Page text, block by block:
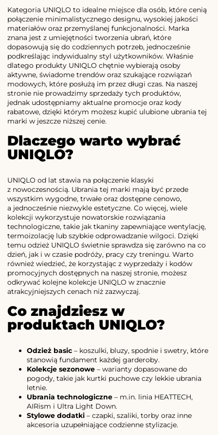
Kategoria UNIQLO to idealne miejsce dla osób, które cenią
połączenie minimalistycznego designu, wysokiej jakości
materiałów oraz przemyślanej funkcjonalności. Marka
znana jest z umiejętności tworzenia ubrań, które
dopasowują się do codziennych potrzeb, jednocześnie
podkreślając indywidualny styl użytkowników. Właśnie
dlatego produkty UNIQLO chętnie wybierają osoby
aktywne, świadome trendów oraz szukające rozwiązań
modowych, które posłużą im przez długi czas. Na naszej
stronie nie prowadzimy sprzedaży tych produktów,
jednak udostępniamy aktualne promocje oraz kody
rabatowe, dzięki którym możesz kupić ulubione ubrania tej
marki w jeszcze niższej cenie.
Dlaczego warto wybrać
UNIQLO?
UNIQLO od lat stawia na połączenie klasyki
z nowoczesnością. Ubrania tej marki mają być przede
wszystkim wygodne, trwałe oraz dostępne cenowo,
a jednocześnie niezwykle estetyczne. Co więcej, wiele
kolekcji wykorzystuje nowatorskie rozwiązania
technologiczne, takie jak tkaniny zapewniające wentylację,
termoizolację lub szybkie odprowadzanie wilgoci. Dzięki
temu odzież UNIQLO świetnie sprawdza się zarówno na co
dzień, jak i w czasie podróży, pracy czy treningu. Warto
również wiedzieć, że korzystając z wyprzedaży i kodów
promocyjnych dostępnych na naszej stronie, możesz
odkrywać kolejne kolekcje UNIQLO w znacznie
atrakcyjniejszych cenach niż zazwyczaj.
Co znajdziesz w
produktach UNIQLO?
Odzież basic – koszulki, bluzy, spodnie i swetry, które
stanowią fundament każdej garderoby.
Kolekcje sezonowe – warianty dopasowane do
pogody, takie jak kurtki puchowe czy lekkie ubrania
letnie.
Ubrania technologiczne – m.in. linia HEATTECH,
AIRism i Ultra Light Down.
Stylowe dodatki – czapki, szaliki, torby oraz inne
akcesoria uzupełniające codzienne stylizacje.